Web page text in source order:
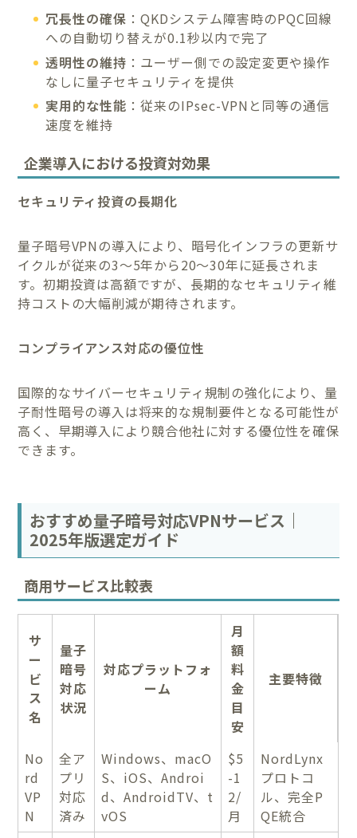
冗長性の確保 ：QKDシステム障害時のPQC回線
への自動切り替えが0.1秒以内で完了
透明性の維持 ：ユーザー側での設定変更や操作
なしに量子セキュリティを提供
実用的な性能 ：従来のIPsec-VPNと同等の通信
速度を維持
企業導入における投資対効果
セキュリティ投資の長期化
量子暗号VPNの導入により、暗号化インフラの更新サ
イクルが従来の3〜5年から20〜30年に延長されま
す。初期投資は高額ですが、長期的なセキュリティ維
持コストの大幅削減が期待されます。
コンプライアンス対応の優位性
国際的なサイバーセキュリティ規制の強化により、量
子耐性暗号の導入は将来的な規制要件となる可能性が
高く、早期導入により競合他社に対する優位性を確保
できます。
おすすめ量子暗号対応VPNサービス｜
2025年版選定ガイド
商用サービス比較表
サ
ー
ビ
ス
名
量子
暗号
対応
状況
対応プラットフォ
ーム
月
額
料
金
目
安
主要特徴
No
rd
VP
N
全ア
プリ
対応
済み
Windows、macO
S、iOS、Androi
d、AndroidTV、t
vOS
$5
-1
2/
月
NordLynx
プロトコ
ル、完全P
QE統合